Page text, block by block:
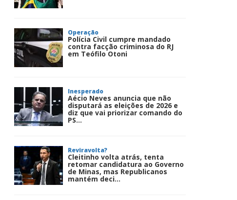
Operação
Polícia Civil cumpre mandado
contra facção criminosa do RJ
em Teófilo Otoni
Inesperado
Aécio Neves anuncia que não
disputará as eleições de 2026 e
diz que vai priorizar comando do
PS...
Reviravolta?
Cleitinho volta atrás, tenta
retomar candidatura ao Governo
de Minas, mas Republicanos
mantém deci...